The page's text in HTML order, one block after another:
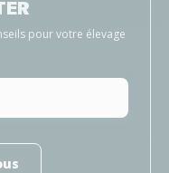
pour votre élevage